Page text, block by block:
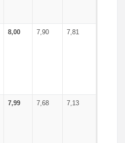
8,00 7,90 7,81
7,99 7,68 7,13